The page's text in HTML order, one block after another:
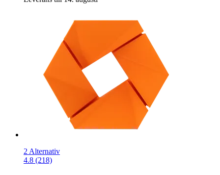
2 Alternativ
4.8 (218)